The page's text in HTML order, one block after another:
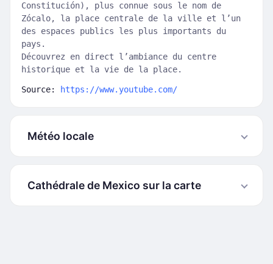
Constitución), plus connue sous le nom de
Zócalo, la place centrale de la ville et l’un
des espaces publics les plus importants du
pays.
Découvrez en direct l’ambiance du centre
historique et la vie de la place.
Source: https://www.youtube.com/
Météo locale
Cathédrale de Mexico sur la carte